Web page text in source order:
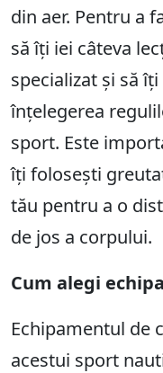
din aer. Pentru a
să îți iei câteva
specializat și să
înțelegerea
sport. Este
îți folosești
tău pentru a o
de jos a corpului.
Cum alegi
Echipamentul de
acestui sport